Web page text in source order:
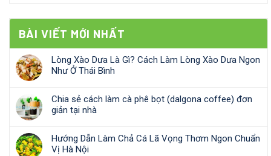
BÀI VIẾT MỚI NHẤT
Lòng Xào Dưa Là Gì? Cách Làm Lòng Xào Dưa Ngon
Như Ở Thái Bình
Chia sẻ cách làm cà phê bọt (dalgona coffee) đơn
giản tại nhà
Hướng Dẫn Làm Chả Cá Lã Vọng Thơm Ngon Chuẩn
Vị Hà Nội